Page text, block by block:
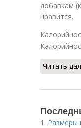
добавкам
нравится.
Читать
1. Размеры